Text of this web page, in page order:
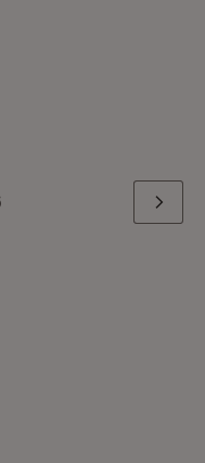
letzten Seite Weiter